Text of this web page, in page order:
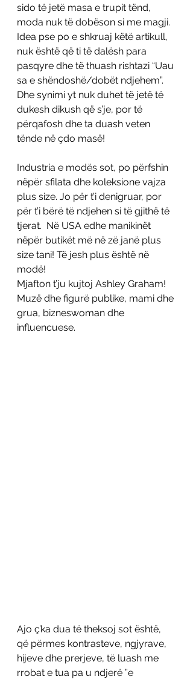
sido të jetë masa e trupit tënd,
moda nuk të dobëson si me magji.
Idea pse po e shkruaj këtë artikull,
nuk është që ti të dalësh para
pasqyre dhe të thuash rishtazi “Uau
sa e shëndoshë/dobët ndjehem”.
Dhe synimi yt nuk duhet të jetë të
dukesh dikush që s’je, por të
përqafosh dhe ta duash veten
tënde në çdo masë!
Industria e modës sot, po përfshin
nëpër sfilata dhe koleksione vajza
plus size. Jo për t’i denigruar, por
për t’i bërë të ndjehen si të gjithë të
tjerat.  Në USA edhe manikinët
nëpër butikët më në zë janë plus
size tani! Të jesh plus është në
modë!
Mjafton t’ju kujtoj Ashley Graham!
Muzë dhe figurë publike, mami dhe
grua, bizneswoman dhe
influencuese.
Ajo ç’ka dua të theksoj sot është,
që përmes kontrasteve, ngjyrave,
hijeve dhe prerjeve, të luash me
rrobat e tua pa u ndjerë ”e